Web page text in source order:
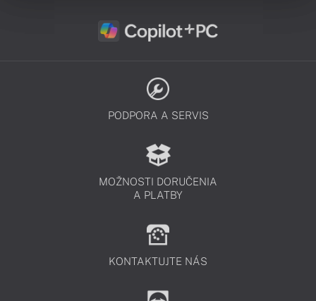
PODPORA A SERVIS
MOŽNOSTI DORUČENIA
A PLATBY
KONTAKTUJTE NÁS